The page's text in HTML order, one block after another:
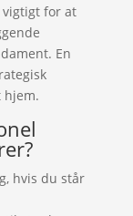
for at
En
hjem.
hvis du står